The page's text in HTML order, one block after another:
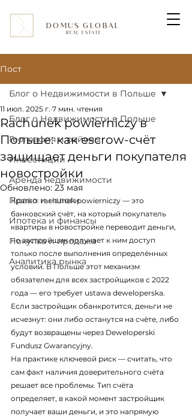
DOMUS GLOBAL
REAL ESTATE
Пост
Блог о Недвижимости в Польше
География и районы
Инвестиции
Аренда недвижимости
Право и налоги
Ипотека и финансы
Покупка и продажа
Аналитика рынка
Блог о Недвижимости в Польше
Rachunek powierniczy в
Польше: как escrow-счёт
защищает деньги покупателя
новостройки
11 июл. 2025 г. 7 мин. чтения
Обновлено: 23 мая
Кратко: rachunek powierniczy — это
банковский счёт, на который покупатель
квартиры в новостройке переводит деньги,
но застройщик получает к ним доступ
только после выполнения определённых
условий. В Польше этот механизм
обязателен для всех застройщиков с 2022
года — его требует ustawa deweloperska.
Если застройщик обанкротится, деньги не
исчезнут: они либо останутся на счёте, либо
будут возвращены через Deweloperski
Fundusz Gwarancyjny.
На практике ключевой риск — считать, что
сам факт наличия доверительного счёта
решает все проблемы. Тип счёта
определяет, в какой момент застройщик
получает ваши деньги, и это напрямую